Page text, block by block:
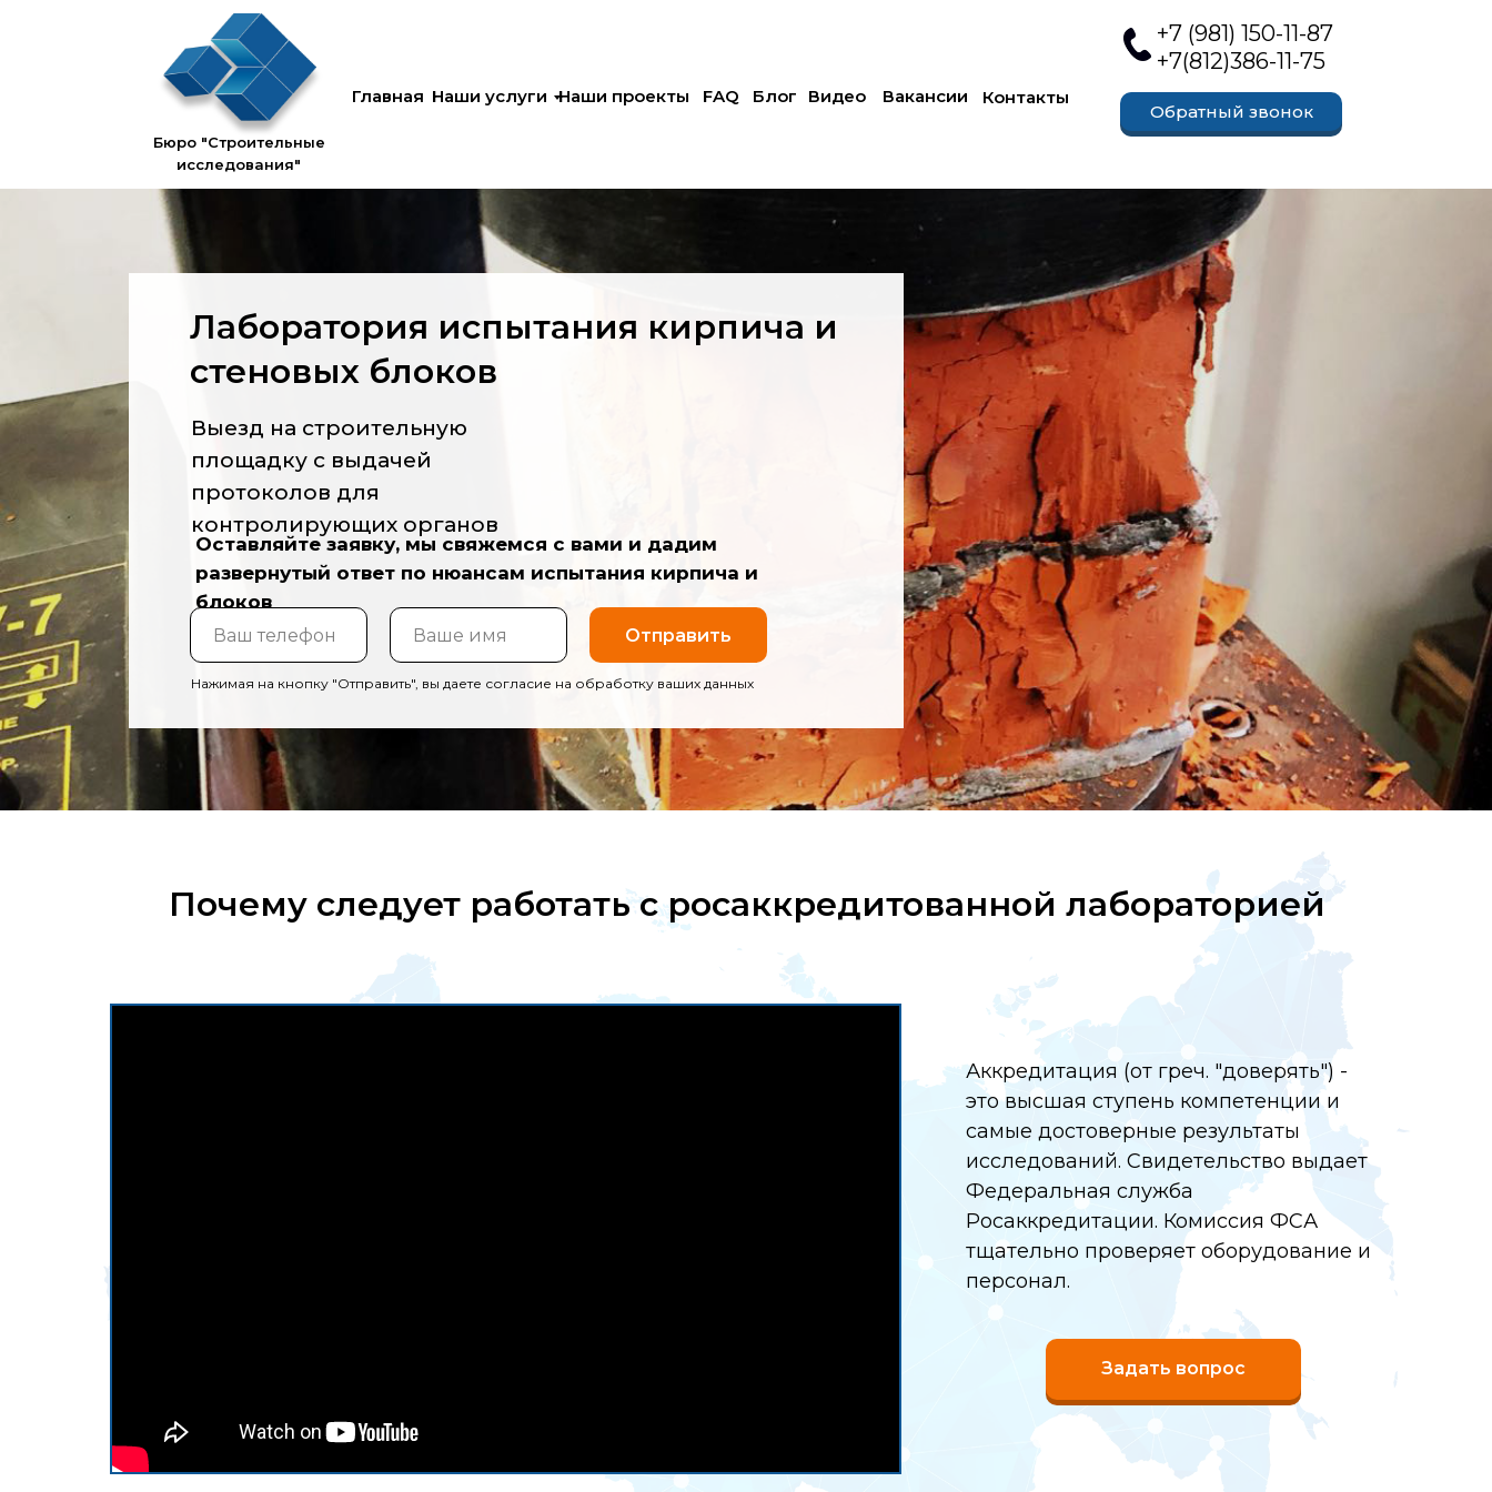
Наши услуги Наши проекты Контакты
Блог
Бюро "Строительные
исследования"
Обратный звонок
Главная Видео
FAQ Вакансии
+7(812)386-11-75
+7 (981) 150-11-87
Лаборатория испытания кирпича и
стеновых блоков
Выезд на строительную
площадку с выдачей
протоколов для
контролирующих органов
Оставляйте заявку, мы свяжемся с вами и дадим
развернутый ответ по нюансам испытания кирпича и
блоков
Отправить
Нажимая на кнопку "Отправить", вы даете согласие на обработку ваших данных
Почему следует работать с росаккредитованной лабораторией
Аккредитация (от греч. "доверять") -
это высшая ступень компетенции и
самые достоверные результаты
исследований. Свидетельство выдает
Федеральная служба
Росаккредитации. Комиссия ФСА
тщательно проверяет оборудование и
персонал.
Задать вопрос